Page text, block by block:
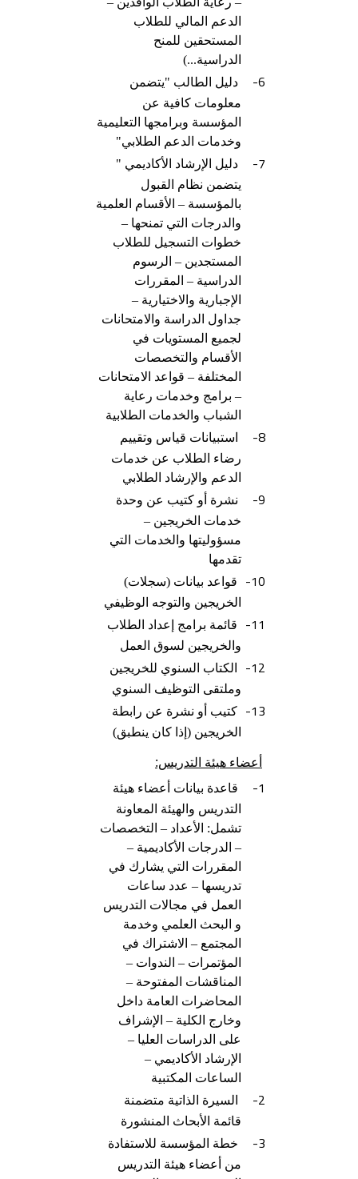
الدعم المالي للطلاب
المستحقين للمنح
الدراسية...)
6-
دليل الطالب "يتضمن
معلومات كافية عن
المؤسسة وبرامجها التعليمية
وخدمات الدعم الطلابي"
7-
دليل الإرشاد الأكاديمي "
يتضمن نظام القبول
بالمؤسسة – الأقسام العلمية
والدرجات التي تمنحها –
خطوات التسجيل للطلاب
المستجدين – الرسوم
الدراسية – المقررات
الإجبارية والاختيارية –
جداول الدراسة والامتحانات
لجميع المستويات في
الأقسام والتخصصات
المختلفة – قواعد الامتحانات
– برامج وخدمات رعاية
الشباب والخدمات الطلابية
8-
استبيانات قياس وتقييم
رضاء الطلاب عن خدمات
الدعم والإرشاد الطلابي
9-
نشرة أو كتيب عن وحدة
خدمات الخريجين –
مسؤوليتها والخدمات التي
تقدمها
10-
قواعد بيانات (سجلات)
الخريجين والتوجه الوظيفي
11-
قائمة برامج إعداد الطلاب
والخريجين لسوق العمل
12-
الكتاب السنوي للخريجين
وملتقى التوظيف السنوي
13-
كتيب أو نشرة عن رابطة
الخريجين (إذا كان ينطبق)
أعضاء هيئة التدريس:
1-
قاعدة بيانات أعضاء هيئة
التدريس والهيئة المعاونة
تشمل: الأعداد – التخصصات
– الدرجات الأكاديمية –
المقررات التي يشارك في
تدريسها – عدد ساعات
العمل في مجالات التدريس
و البحث العلمي وخدمة
المجتمع – الاشتراك في
المؤتمرات – الندوات –
المناقشات المفتوحة –
المحاضرات العامة داخل
وخارج الكلية – الإشراف
على الدراسات العليا –
الإرشاد الأكاديمي –
الساعات المكتبية
2-
السيرة الذاتية متضمنة
قائمة الأبحاث المنشورة
3-
خطة المؤسسة للاستفادة
من أعضاء هيئة التدريس